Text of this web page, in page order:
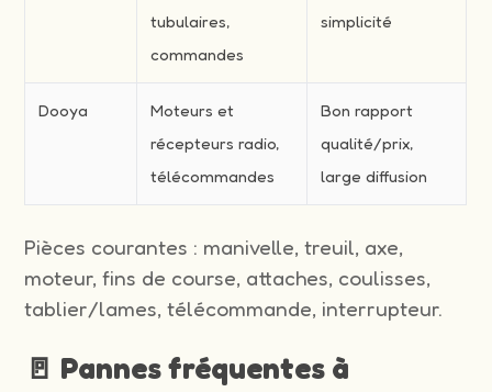
tubulaires,
commandes
simplicité
Dooya
Moteurs et
récepteurs radio,
télécommandes
Bon rapport
qualité/prix,
large diffusion
Pièces courantes : manivelle, treuil, axe,
moteur, fins de course, attaches, coulisses,
tablier/lames, télécommande, interrupteur.
🚪 Pannes fréquentes à